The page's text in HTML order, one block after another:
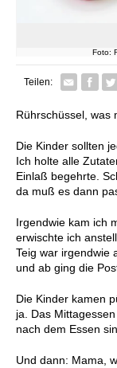
Foto:
Teilen:
Rührschüssel, was
Die Kinder sollten
Ich holte alle
Einlaß begehrte.
da muß es dann
Irgendwie kam ich
erwischte ich
Teig war irgendwie
und ab ging die
Die Kinder kamen
ja. Das
nach dem Essen
Und dann: Mama,